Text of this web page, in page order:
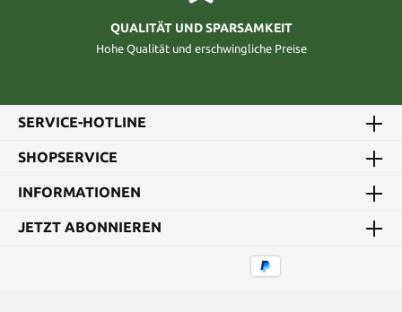
QUALITÄT UND SPARSAMKEIT
Hohe Qualität und erschwingliche Preise
SERVICE-HOTLINE
SHOPSERVICE
INFORMATIONEN
JETZT ABONNIEREN